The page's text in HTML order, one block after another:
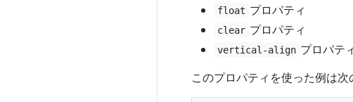
float プロパティ
clear プロパティ
vertical-align プロパテ
このプロパティを使った例は次